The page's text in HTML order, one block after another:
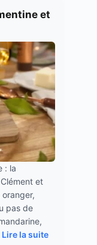
et
: la
et
pas de
Lire la suite